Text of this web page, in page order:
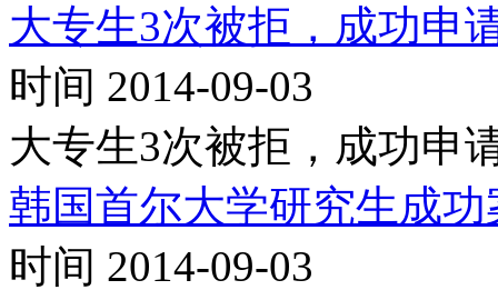
大专生3次被拒，成功申
时间 2014-09-03
大专生3次被拒，成功申
韩国首尔大学研究生成功
时间 2014-09-03